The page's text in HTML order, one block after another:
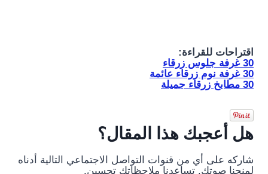
اقتراحات للقراءة:
30 غرفة جلوس زرقاء
30 غرفة نوم زرقاء عائمة
30 مطابخ زرقاء جميلة
هل أعجبك هذا المقال؟
شاركه على أي من قنوات التواصل الاجتماعي التالية أدناه
لمنحنا صوتك. تساعدنا ملاحظاتك تحسين.